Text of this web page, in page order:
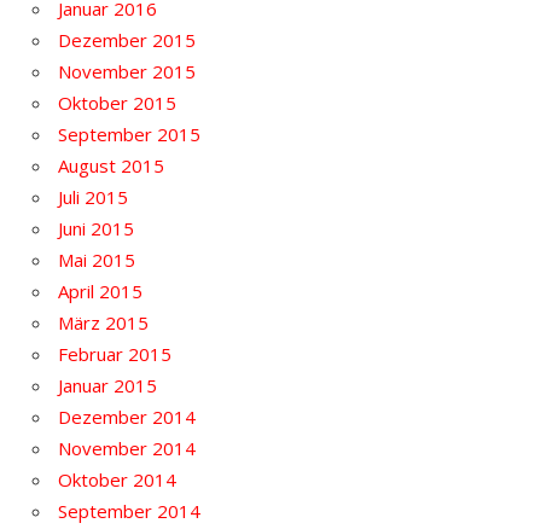
Januar 2016
Dezember 2015
November 2015
Oktober 2015
September 2015
August 2015
Juli 2015
Juni 2015
Mai 2015
April 2015
März 2015
Februar 2015
Januar 2015
Dezember 2014
November 2014
Oktober 2014
September 2014